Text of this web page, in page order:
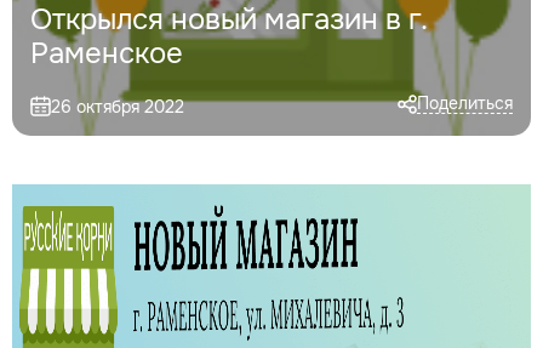
Открылся новый магазин в г.
Раменское
26 октября 2022 Поделиться